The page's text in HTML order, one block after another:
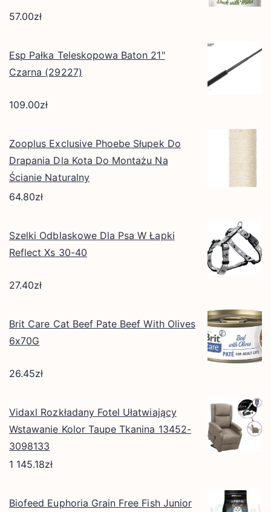
57.00zł
Esp Pałka Teleskopowa Baton 21"
Czarna (29227)
109.00zł
Zooplus Exclusive Phoebe Słupek Do
Drapania Dla Kota Do Montażu Na
Ścianie Naturalny
64.80zł
Szelki Odblaskowe Dla Psa W Łapki
Reflect Xs 30-40
27.40zł
Brit Care Cat Beef Pate Beef With Olives
6x70G
26.45zł
Vidaxl Rozkładany Fotel Ułatwiający
Wstawanie Kolor Taupe Tkanina 13452-
3098133
1 145.18zł
Biofeed Euphoria Grain Free Fish Junior